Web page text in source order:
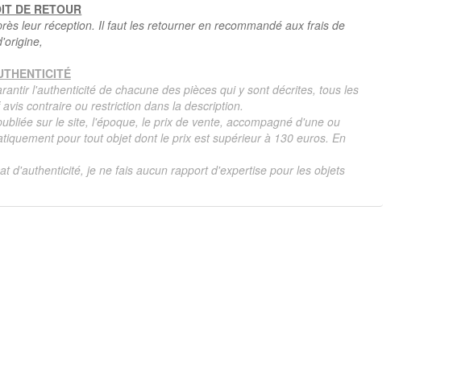
DE RETOUR
leur réception. Il faut les retourner en recommandé aux frais de
l'authenticité de chacune des pièces qui y sont décrites, tous les
contraire ou restriction dans la description.
sur le site, l'époque, le prix de vente, accompagné d'une ou
pour tout objet dont le prix est supérieur à 130 euros. En
d'authenticité, je ne fais aucun rapport d'expertise pour les objets